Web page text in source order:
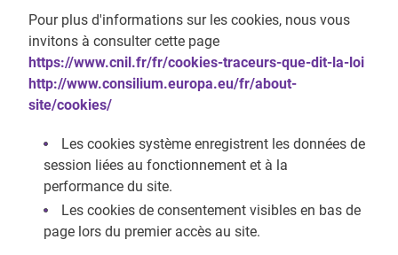
Pour plus d'informations sur les cookies, nous vous
invitons à consulter cette page
https://www.cnil.fr/fr/cookies-traceurs-que-dit-la-loi
http://www.consilium.europa.eu/fr/about-
site/cookies/
Les cookies système enregistrent les données de
session liées au fonctionnement et à la
performance du site.
Les cookies de consentement visibles en bas de
page lors du premier accès au site.